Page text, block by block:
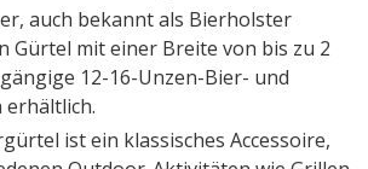
auch bekannt als Bierholster
Gürtel mit einer Breite von bis zu 2
12-16-Unzen-Bier- und
erhältlich.
ist ein klassisches Accessoire,